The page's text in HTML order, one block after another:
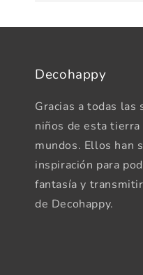
Decohappy
Gracias a todas las
niños de esta
mundos. Ellos han
inspiración para
fantasía y
de Decohappy.